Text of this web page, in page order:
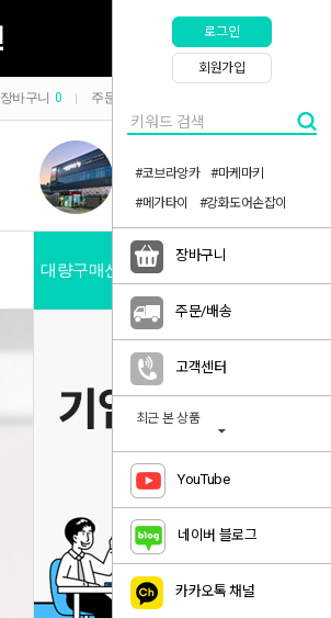
장바구니 0 주문/배송
대량구매신청
로그인
회원가입
#코브라앙카
#마케마키
#메가타이
#강화도어손잡이
장바구니
주문/배송
고객센터
최근 본 상품
YouTube
네이버 블로그
카카오톡 채널